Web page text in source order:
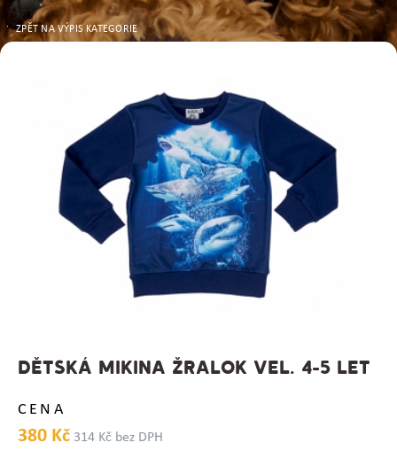
ZPĚT NA VÝPIS KATEGORIE
DĚTSKÁ MIKINA ŽRALOK VEL. 4-5 LET
CENA
380 Kč 314 Kč bez DPH